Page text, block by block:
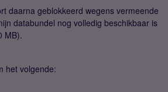
daarna geblokkeerd wegens vermeende
databundel nog volledig beschikbaar is
MB).
het volgende: